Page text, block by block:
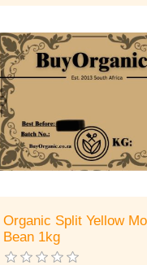
Organic Split Yellow
Bean 1kg